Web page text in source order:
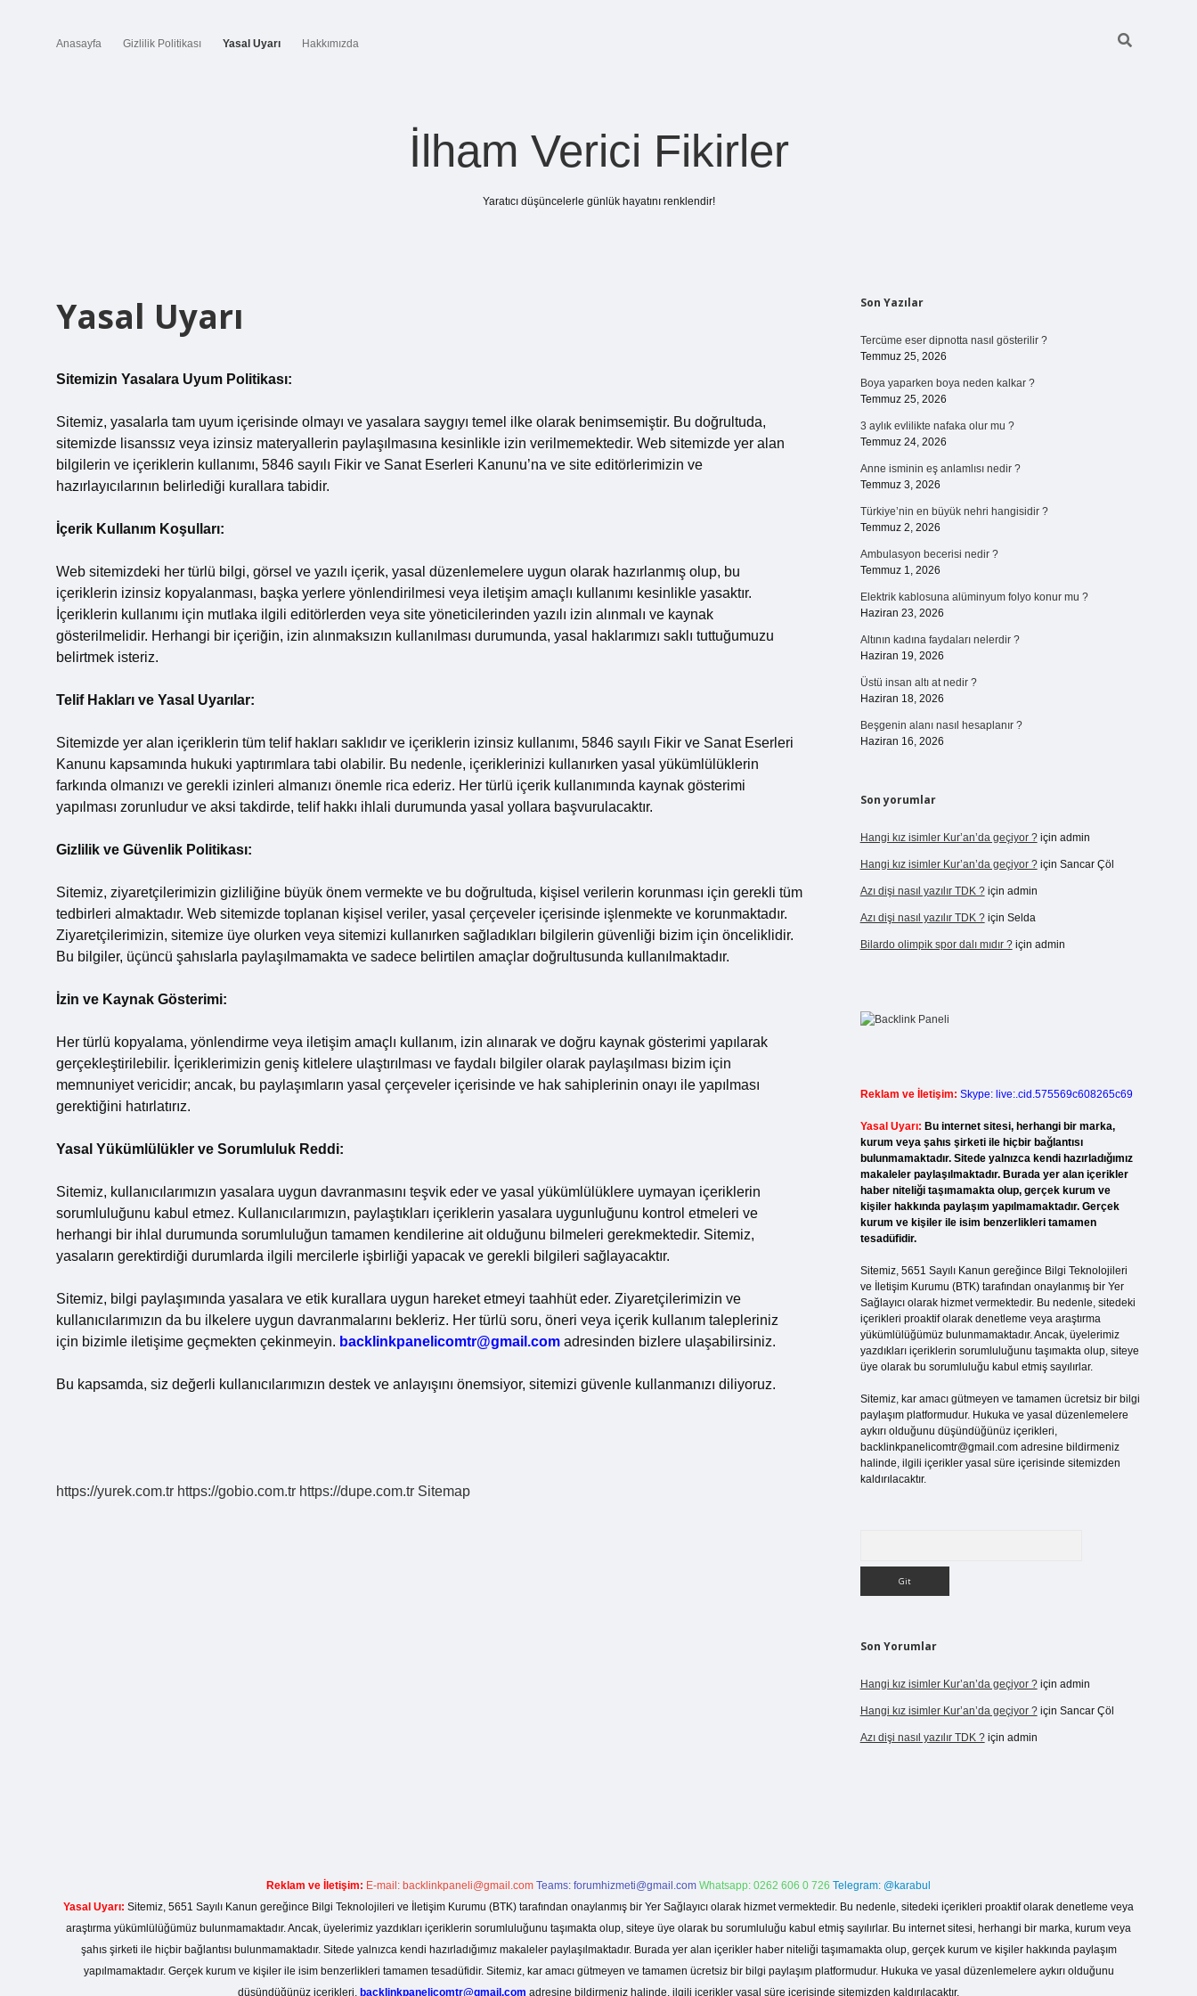
Anasayfa Gizlilik Politikası Yasal Uyarı Hakkımızda
İlham Verici Fikirler
Yaratıcı düşüncelerle günlük hayatını renklendir!
Yasal Uyarı
Sitemizin Yasalara Uyum Politikası:
Sitemiz, yasalarla tam uyum içerisinde olmayı ve yasalara saygıyı temel ilke olarak benimsemiştir. Bu doğrultuda,
sitemizde lisanssız veya izinsiz materyallerin paylaşılmasına kesinlikle izin verilmemektedir. Web sitemizde yer alan
bilgilerin ve içeriklerin kullanımı, 5846 sayılı Fikir ve Sanat Eserleri Kanunu’na ve site editörlerimizin ve
hazırlayıcılarının belirlediği kurallara tabidir.
İçerik Kullanım Koşulları:
Web sitemizdeki her türlü bilgi, görsel ve yazılı içerik, yasal düzenlemelere uygun olarak hazırlanmış olup, bu
içeriklerin izinsiz kopyalanması, başka yerlere yönlendirilmesi veya iletişim amaçlı kullanımı kesinlikle yasaktır.
İçeriklerin kullanımı için mutlaka ilgili editörlerden veya site yöneticilerinden yazılı izin alınmalı ve kaynak
gösterilmelidir. Herhangi bir içeriğin, izin alınmaksızın kullanılması durumunda, yasal haklarımızı saklı tuttuğumuzu
belirtmek isteriz.
Telif Hakları ve Yasal Uyarılar:
Sitemizde yer alan içeriklerin tüm telif hakları saklıdır ve içeriklerin izinsiz kullanımı, 5846 sayılı Fikir ve Sanat Eserleri
Kanunu kapsamında hukuki yaptırımlara tabi olabilir. Bu nedenle, içeriklerinizi kullanırken yasal yükümlülüklerin
farkında olmanızı ve gerekli izinleri almanızı önemle rica ederiz. Her türlü içerik kullanımında kaynak gösterimi
yapılması zorunludur ve aksi takdirde, telif hakkı ihlali durumunda yasal yollara başvurulacaktır.
Gizlilik ve Güvenlik Politikası:
Sitemiz, ziyaretçilerimizin gizliliğine büyük önem vermekte ve bu doğrultuda, kişisel verilerin korunması için gerekli tüm
tedbirleri almaktadır. Web sitemizde toplanan kişisel veriler, yasal çerçeveler içerisinde işlenmekte ve korunmaktadır.
Ziyaretçilerimizin, sitemize üye olurken veya sitemizi kullanırken sağladıkları bilgilerin güvenliği bizim için önceliklidir.
Bu bilgiler, üçüncü şahıslarla paylaşılmamakta ve sadece belirtilen amaçlar doğrultusunda kullanılmaktadır.
İzin ve Kaynak Gösterimi:
Her türlü kopyalama, yönlendirme veya iletişim amaçlı kullanım, izin alınarak ve doğru kaynak gösterimi yapılarak
gerçekleştirilebilir. İçeriklerimizin geniş kitlelere ulaştırılması ve faydalı bilgiler olarak paylaşılması bizim için
memnuniyet vericidir; ancak, bu paylaşımların yasal çerçeveler içerisinde ve hak sahiplerinin onayı ile yapılması
gerektiğini hatırlatırız.
Yasal Yükümlülükler ve Sorumluluk Reddi:
Sitemiz, kullanıcılarımızın yasalara uygun davranmasını teşvik eder ve yasal yükümlülüklere uymayan içeriklerin
sorumluluğunu kabul etmez. Kullanıcılarımızın, paylaştıkları içeriklerin yasalara uygunluğunu kontrol etmeleri ve
herhangi bir ihlal durumunda sorumluluğun tamamen kendilerine ait olduğunu bilmeleri gerekmektedir. Sitemiz,
yasaların gerektirdiği durumlarda ilgili mercilerle işbirliği yapacak ve gerekli bilgileri sağlayacaktır.
Sitemiz, bilgi paylaşımında yasalara ve etik kurallara uygun hareket etmeyi taahhüt eder. Ziyaretçilerimizin ve
kullanıcılarımızın da bu ilkelere uygun davranmalarını bekleriz. Her türlü soru, öneri veya içerik kullanım talepleriniz
için bizimle iletişime geçmekten çekinmeyin. backlinkpanelicomtr@gmail.com adresinden bizlere ulaşabilirsiniz.
Bu kapsamda, siz değerli kullanıcılarımızın destek ve anlayışını önemsiyor, sitemizi güvenle kullanmanızı diliyoruz.
https://yurek.com.tr https://gobio.com.tr https://dupe.com.tr Sitemap
Sidebar
Son Yazılar
Tercüme eser dipnotta nasıl gösterilir ?
Temmuz 25, 2026
Boya yaparken boya neden kalkar ?
Temmuz 25, 2026
3 aylık evlilikte nafaka olur mu ?
Temmuz 24, 2026
Anne isminin eş anlamlısı nedir ?
Temmuz 3, 2026
Türkiye’nin en büyük nehri hangisidir ?
Temmuz 2, 2026
Ambulasyon becerisi nedir ?
Temmuz 1, 2026
Elektrik kablosuna alüminyum folyo konur mu ?
Haziran 23, 2026
Altının kadına faydaları nelerdir ?
Haziran 19, 2026
Üstü insan altı at nedir ?
Haziran 18, 2026
Beşgenin alanı nasıl hesaplanır ?
Haziran 16, 2026
Son yorumlar
Hangi kız isimler Kur’an’da geçiyor ?için admin
Hangi kız isimler Kur’an’da geçiyor ?için Sancar Çöl
Azı dişi nasıl yazılır TDK ?için admin
Azı dişi nasıl yazılır TDK ?için Selda
Bilardo olimpik spor dalı mıdır ?için admin
Reklam ve İletişim: Skype: live:.cid.575569c608265c69
Yasal Uyarı: Bu internet sitesi, herhangi bir marka,
kurum veya şahıs şirketi ile hiçbir bağlantısı
bulunmamaktadır. Sitede yalnızca kendi hazırladığımız
makaleler paylaşılmaktadır. Burada yer alan içerikler
haber niteliği taşımamakta olup, gerçek kurum ve
kişiler hakkında paylaşım yapılmamaktadır. Gerçek
kurum ve kişiler ile isim benzerlikleri tamamen
tesadüfidir.
Sitemiz, 5651 Sayılı Kanun gereğince Bilgi Teknolojileri
ve İletişim Kurumu (BTK) tarafından onaylanmış bir Yer
Sağlayıcı olarak hizmet vermektedir. Bu nedenle, sitedeki
içerikleri proaktif olarak denetleme veya araştırma
yükümlülüğümüz bulunmamaktadır. Ancak, üyelerimiz
yazdıkları içeriklerin sorumluluğunu taşımakta olup, siteye
üye olarak bu sorumluluğu kabul etmiş sayılırlar.
Sitemiz, kar amacı gütmeyen ve tamamen ücretsiz bir bilgi
paylaşım platformudur. Hukuka ve yasal düzenlemelere
aykırı olduğunu düşündüğünüz içerikleri,
backlinkpanelicomtr@gmail.comadresine bildirmeniz
halinde, ilgili içerikler yasal süre içerisinde sitemizden
kaldırılacaktır.
Son Yorumlar
Hangi kız isimler Kur’an’da geçiyor ?için admin
Hangi kız isimler Kur’an’da geçiyor ?için Sancar Çöl
Azı dişi nasıl yazılır TDK ?için admin
Reklam ve İletişim: E-mail: backlinkpaneli@gmail.com Teams: forumhizmeti@gmail.com Whatsapp: 0262 606 0 726 Telegram: @karabul
Yasal Uyarı: Sitemiz, 5651 Sayılı Kanun gereğince Bilgi Teknolojileri ve İletişim Kurumu (BTK) tarafından onaylanmış bir Yer Sağlayıcı olarak hizmet vermektedir. Bu nedenle, sitedeki içerikleri proaktif olarak denetleme veya
araştırma yükümlülüğümüz bulunmamaktadır. Ancak, üyelerimiz yazdıkları içeriklerin sorumluluğunu taşımakta olup, siteye üye olarak bu sorumluluğu kabul etmiş sayılırlar. Bu internet sitesi, herhangi bir marka, kurum veya
şahıs şirketi ile hiçbir bağlantısı bulunmamaktadır. Sitede yalnızca kendi hazırladığımız makaleler paylaşılmaktadır. Burada yer alan içerikler haber niteliği taşımamakta olup, gerçek kurum ve kişiler hakkında paylaşım
yapılmamaktadır. Gerçek kurum ve kişiler ile isim benzerlikleri tamamen tesadüfidir. Sitemiz, kar amacı gütmeyen ve tamamen ücretsiz bir bilgi paylaşım platformudur. Hukuka ve yasal düzenlemelere aykırı olduğunu
düşündüğünüz içerikleri, backlinkpanelicomtr@gmail.com adresine bildirmeniz halinde, ilgili içerikler yasal süre içerisinde sitemizden kaldırılacaktır.